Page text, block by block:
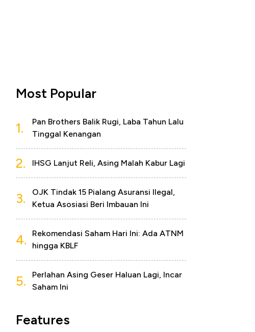
Most Popular
1.
Pan Brothers Balik Rugi, Laba Tahun Lalu
Tinggal Kenangan
2. IHSG Lanjut Reli, Asing Malah Kabur Lagi
3.
OJK Tindak 15 Pialang Asuransi Ilegal,
Ketua Asosiasi Beri Imbauan Ini
4.
Rekomendasi Saham Hari Ini: Ada ATNM
hingga KBLF
5.
Perlahan Asing Geser Haluan Lagi, Incar
Saham Ini
Features